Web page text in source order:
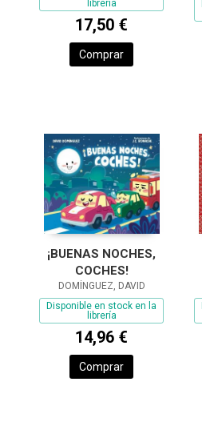
librería
17,50 €
Comprar
¡BUENAS NOCHES,
COCHES!
DOMÍNGUEZ, DAVID
Disponible en stock en la
librería
14,96 €
Comprar